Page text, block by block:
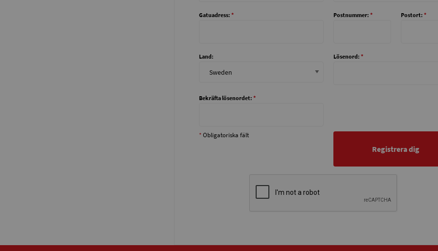
Gatuadress: * Postnummer: * Postort: *
Land: Lösenord: *
Bekräfta lösenordet: *
*Obligatoriska fält
Registrera dig